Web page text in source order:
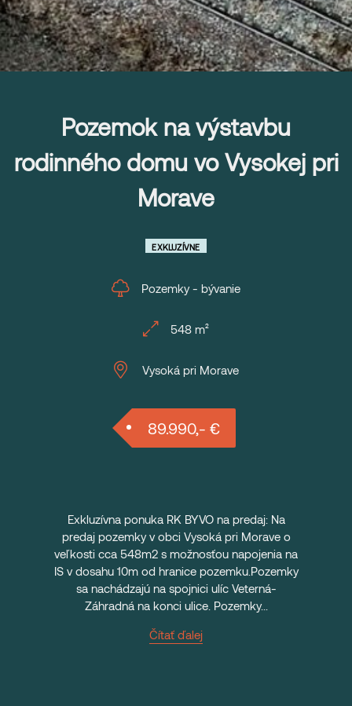
Pozemok na výstavbu
rodinného domu vo Vysokej pri
Morave
EXKLUZÍVNE
Pozemky - bývanie
548 m²
Vysoká pri Morave
89.990,- €
Exkluzívna ponuka RK BYVO na predaj: Na
predaj pozemky v obci Vysoká pri Morave o
veľkosti cca 548m2 s možnosťou napojenia na
IS v dosahu 10m od hranice pozemku.Pozemky
sa nachádzajú na spojnici ulíc Veterná-
Záhradná na konci ulice. Pozemky...
Čítať ďalej